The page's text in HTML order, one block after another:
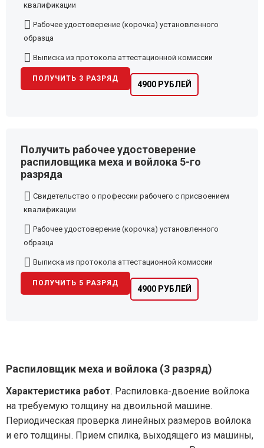
квалификации
Рабочее удостоверение (корочка) установленного
образца
Выписка из протокола аттестационной комиссии
4900 РУБЛЕЙ
ПОЛУЧИТЬ 3 РАЗРЯД
Получить рабочее удостоверение
распиловщика меха и войлока 5-го
разряда
Свидетельство о профессии рабочего с присвоением
квалификации
Рабочее удостоверение (корочка) установленного
образца
Выписка из протокола аттестационной комиссии
4900 РУБЛЕЙ
ПОЛУЧИТЬ 5 РАЗРЯД
Распиловщик меха и войлока (3 разряд)
Характеристика работ. Распиловка-двоение войлока
на требуемую толщину на двоильной машине.
Периодическая проверка линейных размеров войлока
и его толщины. Прием спилка, выходящего из машины,